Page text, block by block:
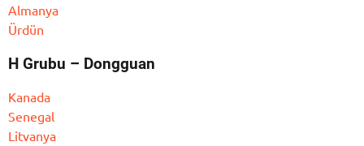
Almanya
Ürdün
H Grubu – Dongguan
Kanada
Senegal
Litvanya